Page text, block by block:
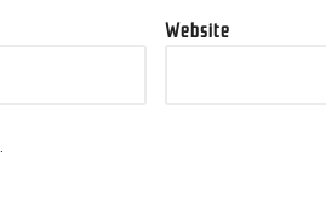
Website